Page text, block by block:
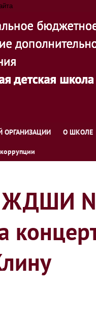
ОРГАНИЗАЦИИ О ШКОЛЕ
ЖДШИ